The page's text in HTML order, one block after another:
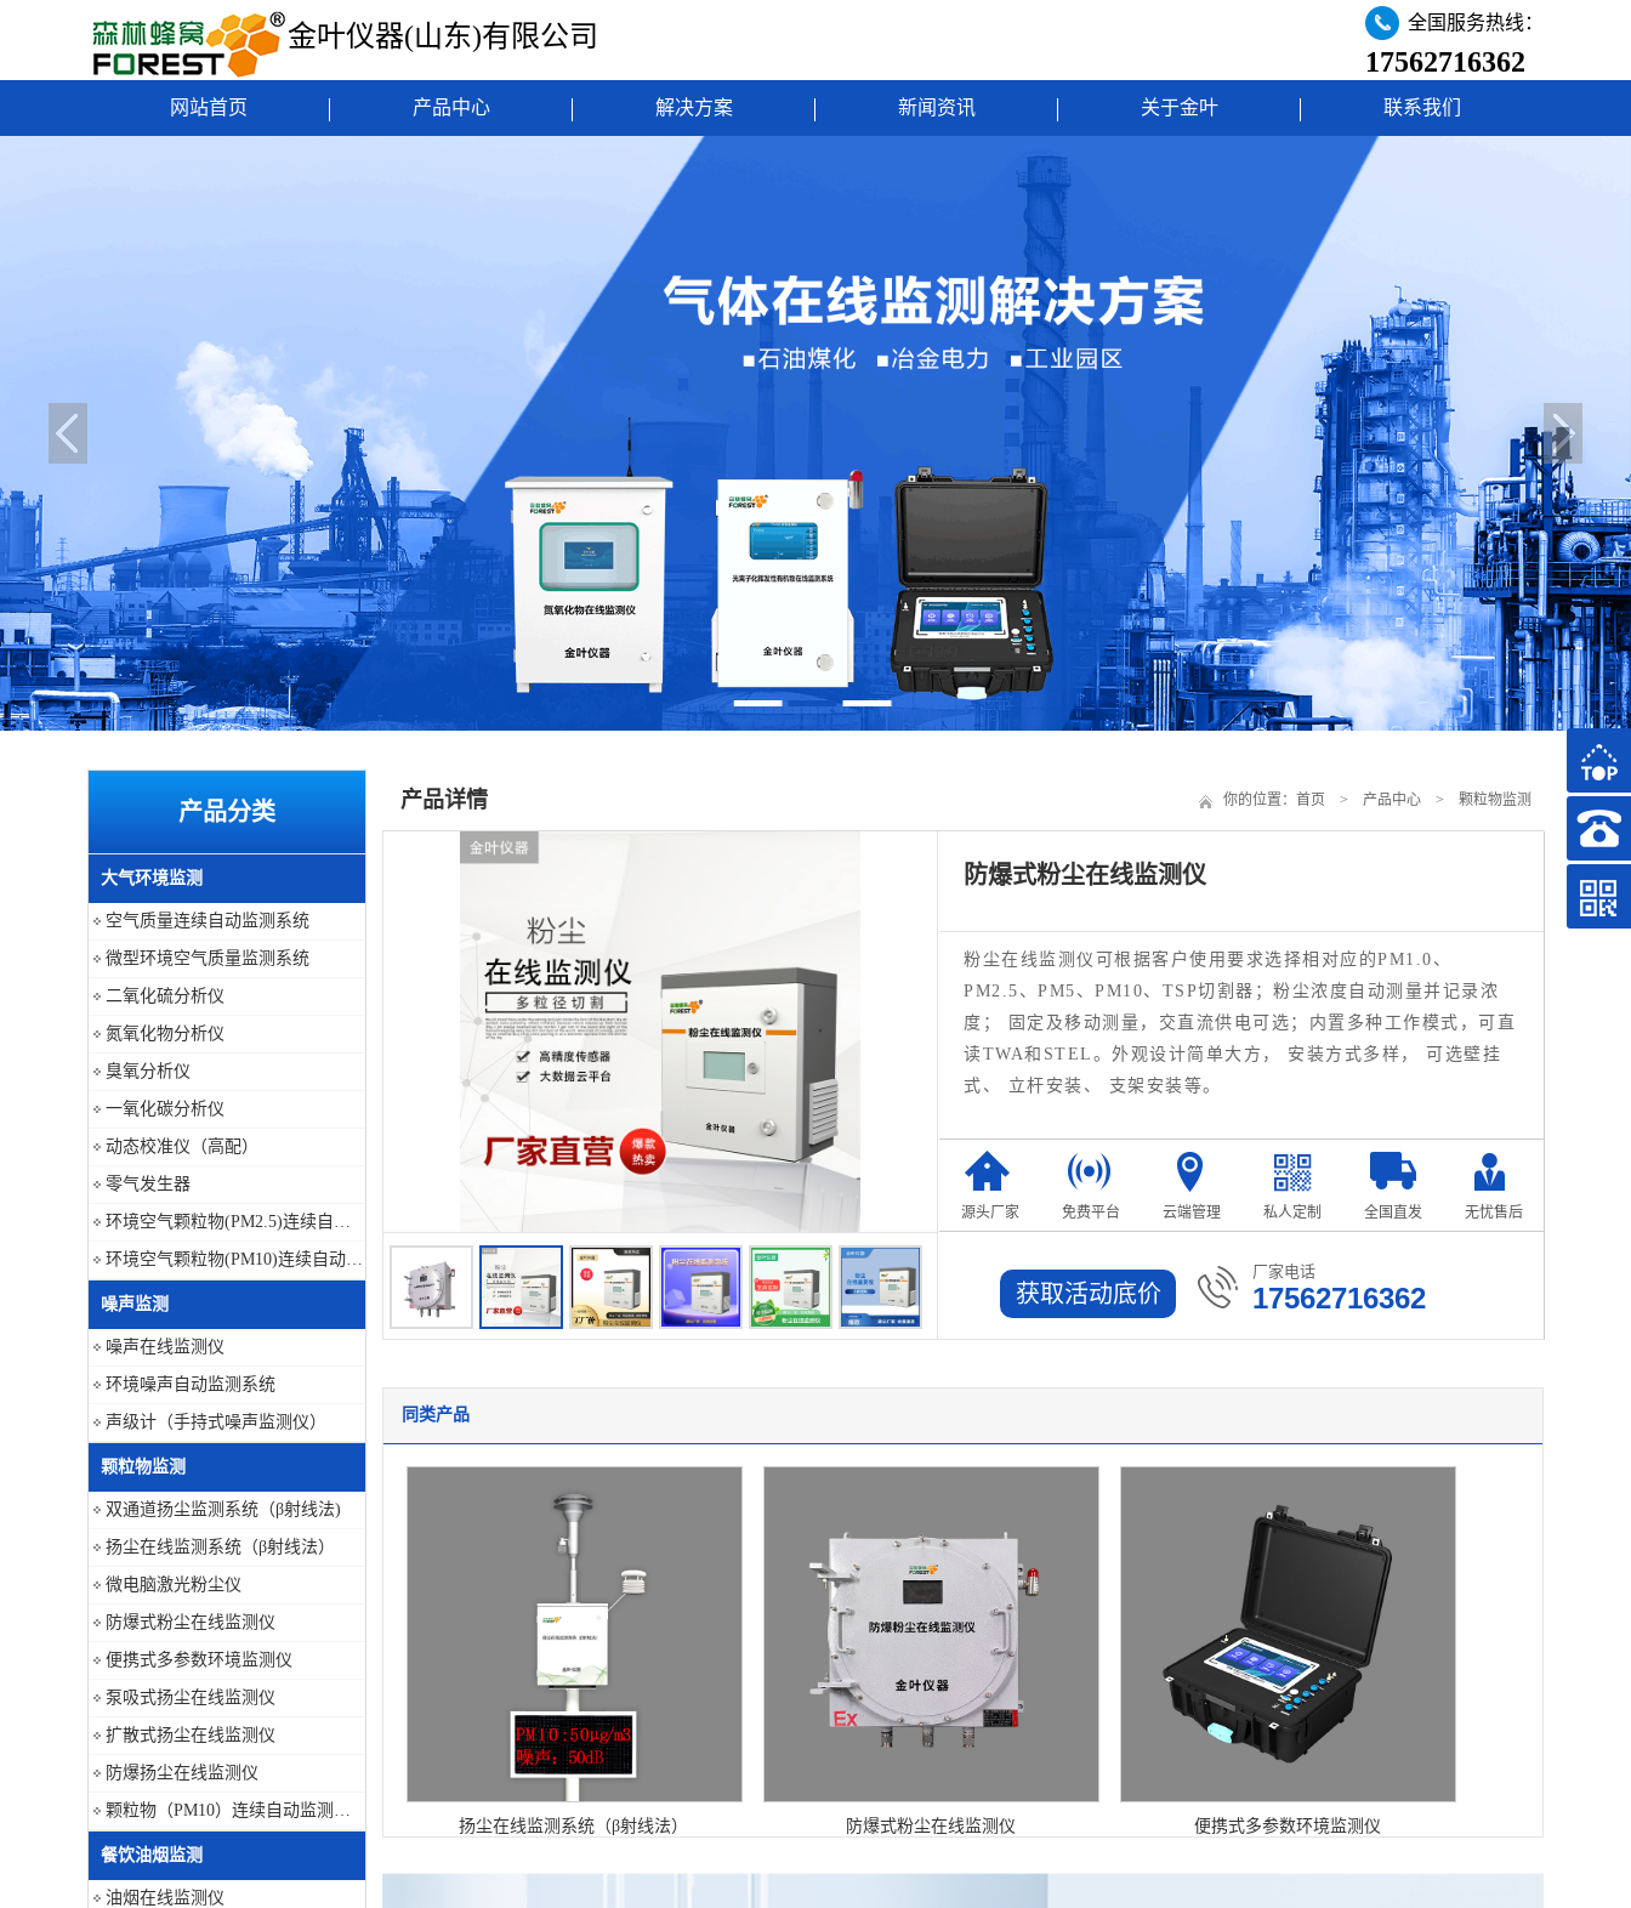
金叶仪器(山东)有限公司 全国服务热线：
17562716362
网站首页 产品中心 解决方案 新闻资讯 关于金叶 联系我们
产品分类
大气环境监测
空气质量连续自动监测系统
微型环境空气质量监测系统
二氧化硫分析仪
氮氧化物分析仪
臭氧分析仪
一氧化碳分析仪
动态校准仪（高配）
零气发生器
环境空气颗粒物(PM2.5)连续自动监测系统
环境空气颗粒物(PM10)连续自动监测系统
噪声监测
噪声在线监测仪
环境噪声自动监测系统
声级计（手持式噪声监测仪）
颗粒物监测
双通道扬尘监测系统（β射线法)
扬尘在线监测系统（β射线法）
微电脑激光粉尘仪
防爆式粉尘在线监测仪
便携式多参数环境监测仪
泵吸式扬尘在线监测仪
扩散式扬尘在线监测仪
防爆扬尘在线监测仪
颗粒物（PM10）连续自动监测系统
餐饮油烟监测
油烟在线监测仪
产品详情 你的位置： 首页 > 产品中心 > 颗粒物监测
防爆式粉尘在线监测仪
粉尘在线监测仪可根据客户使用要求选择相对应的PM1.0、
PM2.5、PM5、PM10、TSP切割器；粉尘浓度自动测量并记录浓
度； 固定及移动测量，交直流供电可选；内置多种工作模式，可直
读TWA和STEL。外观设计简单大方， 安装方式多样， 可选壁挂
式、 立杆安装、 支架安装等。
源头厂家 免费平台 云端管理 私人定制 全国直发 无忧售后
获取活动底价
厂家电话
17562716362
同类产品
扬尘在线监测系统（β射线法） 防爆式粉尘在线监测仪 便携式多参数环境监测仪